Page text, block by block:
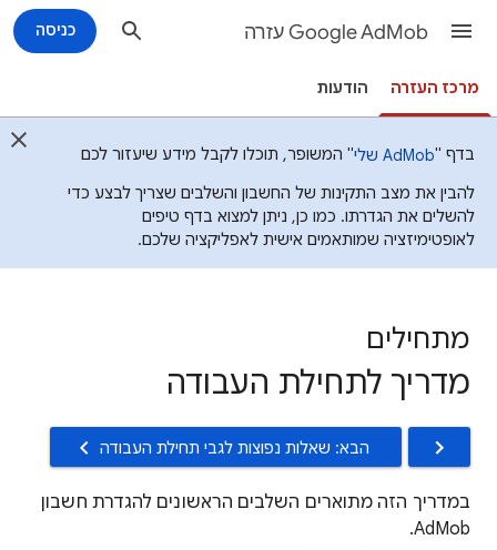
Google AdMob עזרה כניסה
מרכז העזרה הודעות
בדף "AdMob שלי
" המשופר, תוכלו לקבל מידע שיעזור לכם
להבין את מצב התקינות של החשבון והשלבים שצריך לבצע כדי
להשלים את הגדרתו. כמו כן, ניתן למצוא בדף טיפים
לאופטימיזציה שמותאמים אישית לאפליקציה שלכם.
מתחילים
מדריך לתחילת העבודה
הבא: שאלות נפוצות לגבי תחילת העבודה
במדריך הזה מתוארים השלבים הראשונים להגדרת חשבון
AdMob.